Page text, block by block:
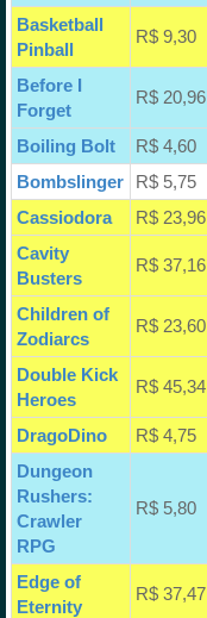
Basketball
Pinball
R$ 9,30
Before I
Forget
R$ 20,96
Boiling Bolt R$ 4,60
Bombslinger
R$ 5,75
Cassiodora R$ 23,96
Cavity
Busters
R$ 37,16
Children of
Zodiarcs
R$ 23,60
Double Kick
Heroes
R$ 45,34
DragoDino R$ 4,75
Dungeon
Rushers:
Crawler
RPG
R$ 5,80
Edge of
Eternity
R$ 37,47